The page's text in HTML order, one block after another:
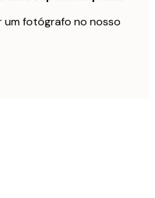
um fotógrafo no nosso